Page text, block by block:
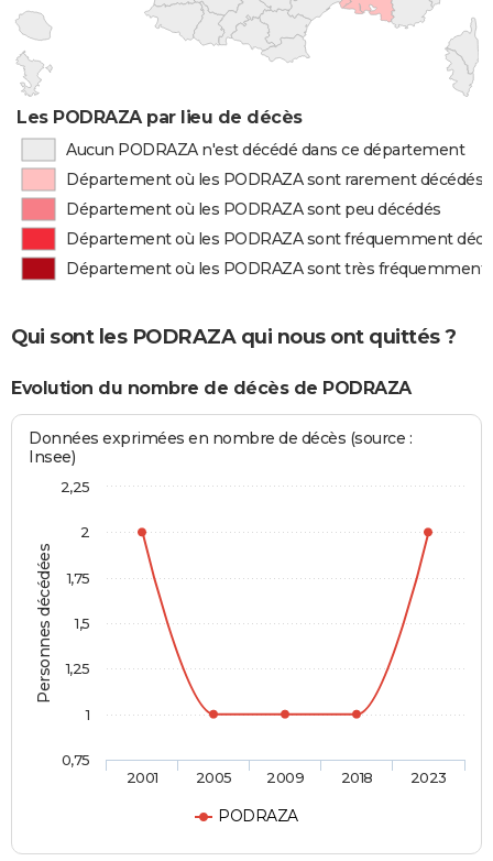
Les PODRAZA par lieu de décès
Aucun PODRAZA n'est décédé dans ce département
Département où les PODRAZA sont rarement décédés
Département où les PODRAZA sont peu décédés
Département où les PODRAZA sont fréquemment
Département où les PODRAZA sont très fréquemment
Qui sont les PODRAZA qui nous ont quittés ?
Evolution du nombre de décès de PODRAZA
Personnes décédées
Données exprimées en nombre de décès (source :
Insee)
PODRAZA
2001 2005 2009 2018 2023
0,75
1
1,25
1,5
1,75
2
2,25